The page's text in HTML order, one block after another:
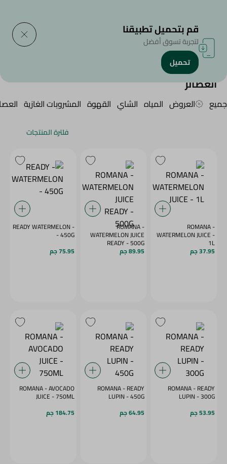
الرئيسية /المشروبات
العصائر
جميع العروض المياه الشاي القهوة المشروبات الغازية
فلترة المنتجات
ROMANA -
WATERMELON JUICE -
1L
37.95 جم
ROMANA -
WATERMELON JUICE
READY - 500G
89.95 جم
- READY WATERMELON
- 450G
75.95 جم
ROMANA - READY
LUPIN - 300G
53.95 جم
ROMANA - READY
LUPIN - 450G
64.95 جم
ROMANA - AVOCADO
JUICE - 750ML
184.75 جم
قم بتحميل تطبيقنا
لتجربة تسوق أفضل
تحميل